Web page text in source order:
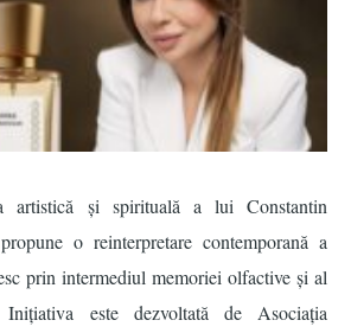
artistică și spirituală a lui Constantin
o reinterpretare contemporană a
prin intermediul memoriei olfactive și al
Inițiativa este dezvoltată de Asociația